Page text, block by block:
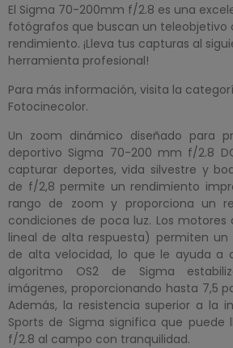
El Sigma 70-200mm f/2.8 es una
fotógrafos que buscan un teleobjetivo
rendimiento. ¡Lleva tus capturas al
herramienta profesional!
Para más información, visita la
Fotocinecolor.
Un zoom dinámico diseñado para
deportivo Sigma 70-200 mm f/2.8
capturar deportes, vida silvestre y
de f/2,8 permite un rendimiento
rango de zoom y proporciona un
condiciones de poca luz. Los motores
lineal de alta respuesta) permiten
de alta velocidad, lo que le ayuda a
algoritmo OS2 de Sigma
imágenes, proporcionando hasta 7,5
Además, la resistencia superior a la
Sports de Sigma significa que
f/2.8 al campo con tranquilidad.